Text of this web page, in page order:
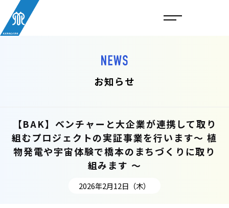
お知らせ
【BAK】ベンチャーと大企業が連携して取り
組むプロジェクトの実証事業を行います〜 植
物発電や宇宙体験で橋本のまちづくりに取り
組みます 〜
2026年2月12日（木）